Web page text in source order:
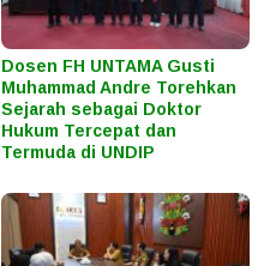
Dosen FH UNTAMA Gusti
Muhammad Andre Torehkan
Sejarah sebagai Doktor
Hukum Tercepat dan
Termuda di UNDIP